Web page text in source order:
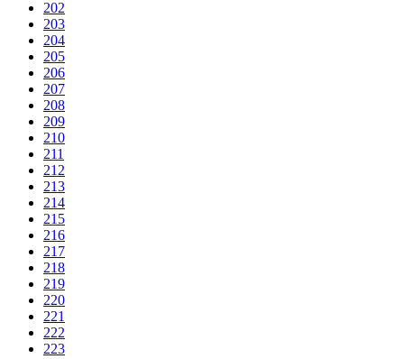
202
203
204
205
206
207
208
209
210
211
212
213
214
215
216
217
218
219
220
221
222
223